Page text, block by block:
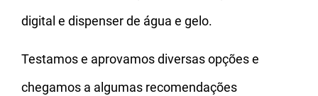
digital e dispenser de água e gelo.
Testamos e aprovamos diversas opções e
chegamos a algumas recomendações